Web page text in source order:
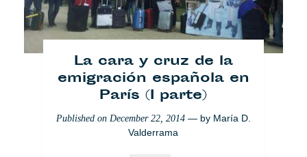
La cara y cruz de la
emigración española en
París (I parte)
Published on December 22, 2014— by María D.
Valderrama